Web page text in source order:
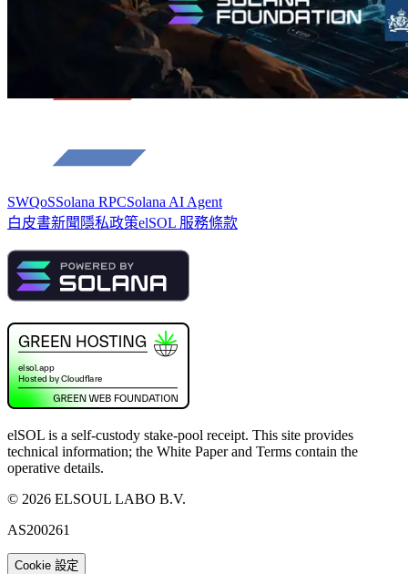
SWQoSSolana RPCSolana AI Agent
白皮書新聞 隱私政策elSOL 服務條款
elSOL is a self-custody stake-pool receipt. This site provides
technical information; the White Paper and Terms contain the
operative details.
© 2026 ELSOUL LABO B.V.
AS200261
Cookie 設定